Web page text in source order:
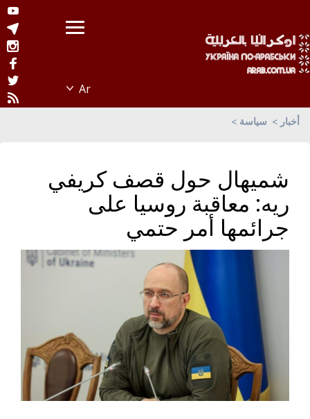
أخبار سياسة
شميهال حول قصف كريفي
ريه: معاقبة روسيا على
جرائمها أمر حتمي